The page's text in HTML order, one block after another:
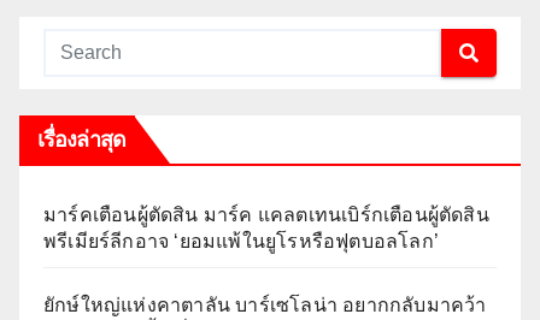
เรื่องล่าสุด
มาร์คเตือนผู้ตัดสิน มาร์ค แคลตเทนเบิร์กเตือนผู้ตัดสิน
พรีเมียร์ลีกอาจ ‘ยอมแพ้ในยูโรหรือฟุตบอลโลก’
ยักษ์ใหญ่แห่งคาตาลัน บาร์เซโลน่า อยากกลับมาคว้า